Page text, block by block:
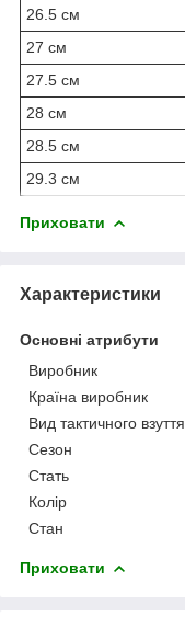
26.5 см
27 см
27.5 см
28 см
28.5 см
29.3 см
Приховати
Характеристики
Основні атрибути
Виробник
Країна виробник
Вид тактичного взуття
Сезон
Стать
Колір
Стан
Приховати